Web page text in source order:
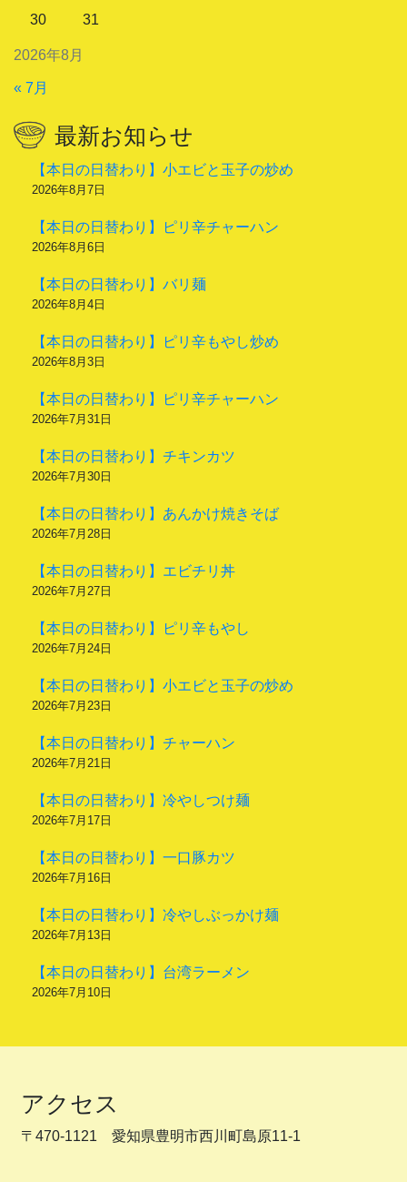
2026年8月
30
31
« 7月
最新お知らせ
【本日の日替わり】小エビと玉子の炒め
2026年8月7日
【本日の日替わり】ピリ辛チャーハン
2026年8月6日
【本日の日替わり】バリ麺
2026年8月4日
【本日の日替わり】ピリ辛もやし炒め
2026年8月3日
【本日の日替わり】ピリ辛チャーハン
2026年7月31日
【本日の日替わり】チキンカツ
2026年7月30日
【本日の日替わり】あんかけ焼きそば
2026年7月28日
【本日の日替わり】エビチリ丼
2026年7月27日
【本日の日替わり】ピリ辛もやし
2026年7月24日
【本日の日替わり】小エビと玉子の炒め
2026年7月23日
【本日の日替わり】チャーハン
2026年7月21日
【本日の日替わり】冷やしつけ麺
2026年7月17日
【本日の日替わり】一口豚カツ
2026年7月16日
【本日の日替わり】冷やしぶっかけ麺
2026年7月13日
【本日の日替わり】台湾ラーメン
2026年7月10日
アクセス
〒470-1121 愛知県豊明市西川町島原11-1